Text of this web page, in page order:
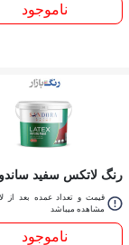
ناموجود
رنگ لاتكس سفيد
209 حلبقیمت و تعداد عمده بعد از
مشاهده میباشد
ناموجود